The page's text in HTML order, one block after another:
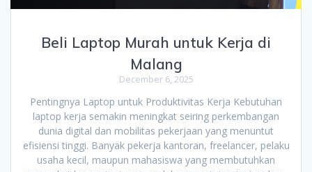
Beli Laptop Murah untuk Kerja di
Malang
December 6, 2025
Pentingnya Laptop untuk Produktivitas Kerja Kebutuhan
laptop kerja semakin meningkat seiring perkembangan
dunia digital dan mobilitas pekerjaan yang menuntut
efisiensi tinggi. Banyak pekerja kantoran, freelancer, pelaku
usaha kecil, maupun mahasiswa yang membutuhkan